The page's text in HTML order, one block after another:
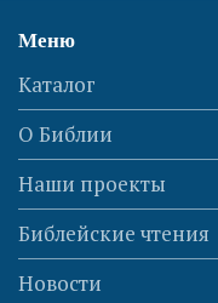
Меню
Каталог
О Библии
Наши проекты
Библейские чтения
Новости